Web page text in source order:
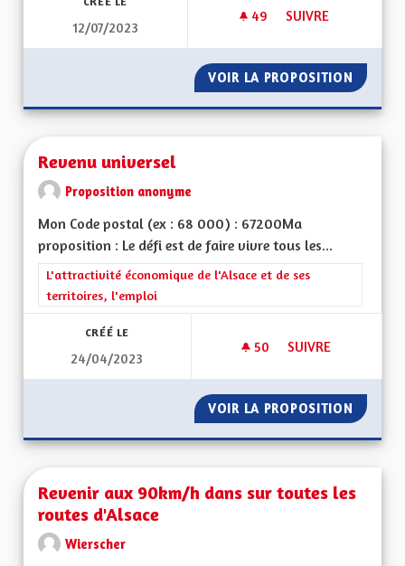
12/07/2023
49 49 ABONNÉS
SUIVRE
VOIR LA PROPOSITION
Revenu universel
Proposition anonyme
Mon Code postal (ex : 68 000) : 67200Ma
proposition : Le défi est de faire vivre tous les...
Filtrer les résultats de la catégorie : L'attractivité
L'attractivité économique de l'Alsace et de ses
territoires, l'emploi
CRÉÉ LE
24/04/2023
50 50 ABONNÉS
SUIVRE
VOIR LA PROPOSITION
Revenir aux 90km/h dans sur toutes les
routes d'Alsace
Wierscher